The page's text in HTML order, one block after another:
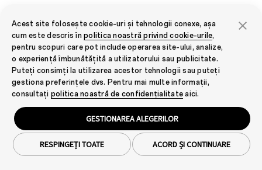
Acest site folosește cookie-uri și tehnologii conexe, așa
cum este descris în politica noastră privind cookie-urile,
pentru scopuri care pot include operarea site-ului, analize,
o experiență îmbunătățită a utilizatorului sau publicitate.
Puteți consimți la utilizarea acestor tehnologii sau puteți
gestiona preferințele dvs. Pentru mai multe informații,
consultați politica noastră de confidențialitate aici.
GESTIONAREA ALEGERILOR
ACORD ȘI CONTINUARE
RESPINGEȚI TOATE